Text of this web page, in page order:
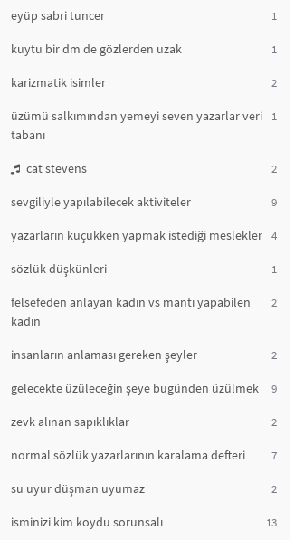
eyüp sabri tuncer 1
kuytu bir dm de gözlerden uzak 1
karizmatik isimler 2
üzümü salkımından yemeyi seven yazarlar veri
tabanı
1
cat stevens 2
sevgiliyle yapılabilecek aktiviteler 9
yazarların küçükken yapmak istediği meslekler 4
sözlük düşkünleri 1
felsefeden anlayan kadın vs mantı yapabilen
kadın
2
insanların anlaması gereken şeyler 2
gelecekte üzüleceğin şeye bugünden üzülmek 9
zevk alınan sapıklıklar 2
normal sözlük yazarlarının karalama defteri 7
su uyur düşman uyumaz 2
isminizi kim koydu sorunsalı 13